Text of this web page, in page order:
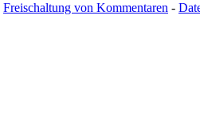
Freischaltung von Kommentaren -